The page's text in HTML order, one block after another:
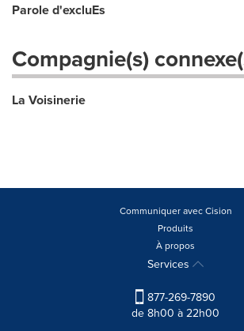
Parole d'excluEs
Compagnie(s)
La Voisinerie
Communiquer avec Cision
Produits
À propos
Services
877-269-7890
de 8h00 à 22h00